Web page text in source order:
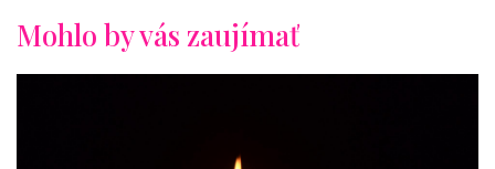
Mohlo by vás zaujímať